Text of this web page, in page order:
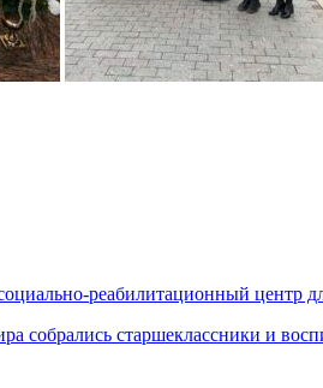
реабилитационный центр
собрались старшеклассники и